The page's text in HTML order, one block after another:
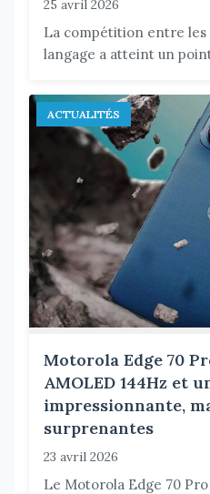
25 avril 2026
La compétition entre les
langage a atteint un
ACTUALITÉS
Motorola Edge 70
AMOLED 144Hz et
impressionnante,
surprenantes
23 avril 2026
Le Motorola Edge 70